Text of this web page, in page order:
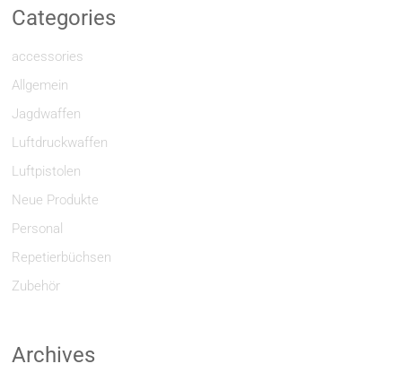
Categories
accessories
Allgemein
Jagdwaffen
Luftdruckwaffen
Luftpistolen
Neue Produkte
Personal
Repetierbüchsen
Zubehör
Archives